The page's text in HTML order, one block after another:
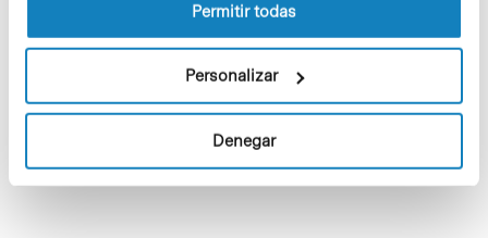
Permitir todas
Personalizar
Denegar
Salud es bienestar físico, mental y
social